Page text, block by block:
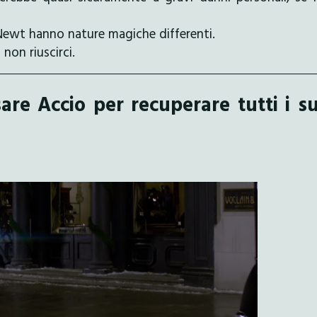
hanno nature magiche differenti.
riuscirci.
Accio per recuperare tutti i